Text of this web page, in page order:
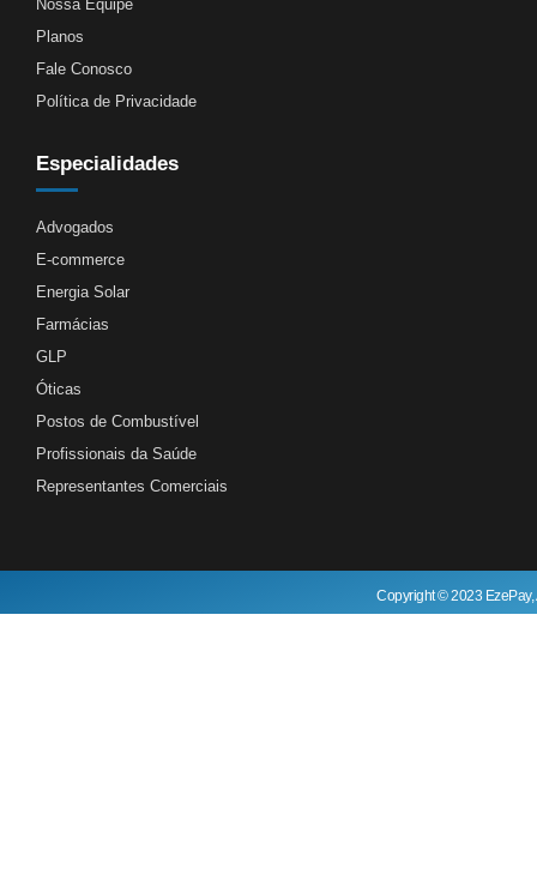
Nossa Equipe
Planos
Fale Conosco
Política de Privacidade
Especialidades
Advogados
E-commerce
Energia Solar
Farmácias
GLP
Óticas
Postos de Combustível
Profissionais da Saúde
Representantes Comerciais
Copyright © 2023